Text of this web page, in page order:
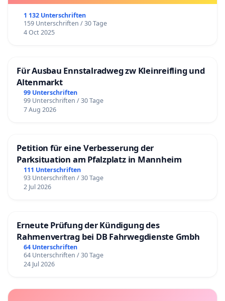
1 132 Unterschriften
159 Unterschriften / 30 Tage
4 Oct 2025
Für Ausbau Ennstalradweg zw Kleinreifling und
Altenmarkt
99 Unterschriften
99 Unterschriften / 30 Tage
7 Aug 2026
Petition für eine Verbesserung der
Parksituation am Pfalzplatz in Mannheim
111 Unterschriften
93 Unterschriften / 30 Tage
2 Jul 2026
Erneute Prüfung der Kündigung des
Rahmenvertrag bei DB Fahrwegdienste Gmbh
64 Unterschriften
64 Unterschriften / 30 Tage
24 Jul 2026